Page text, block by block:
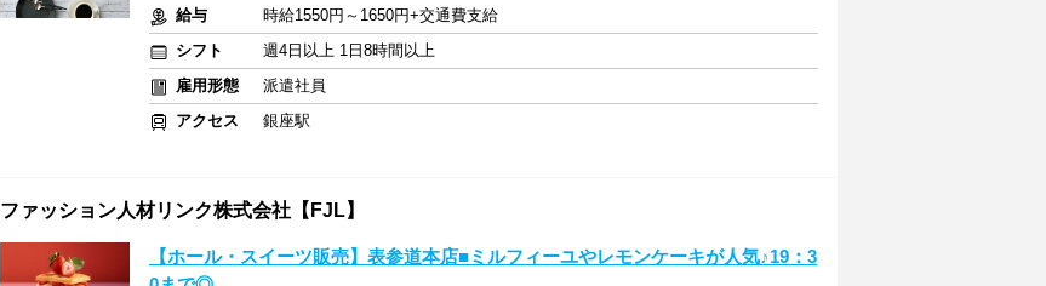
給与
時給1550円～1650円+交通費支給
シフト
週4日以上 1日8時間以上
雇用形態
派遣社員
アクセス
銀座駅
ファッション人材リンク株式会社【FJL】
【ホール・スイーツ販売】表参道本店■ミルフィーユやレモンケーキが人気♪19：3